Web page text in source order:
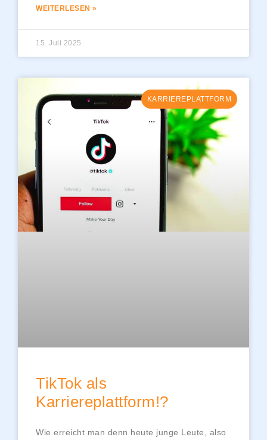
WEITERLESEN »
15. Juli 2025
KARRIEREPLATTFORM
TikTok als
Karriereplattform!?
Wie erreicht man denn heute junge Leute, also